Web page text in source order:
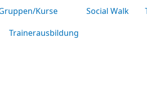
Kurse Social Walk
Trainerausbildung